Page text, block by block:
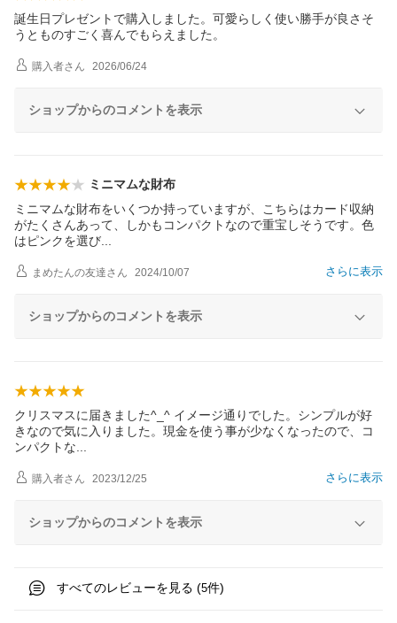
誕生日プレゼントで購入しました。可愛らしく使い勝手が良さそ
うとものすごく喜んでもらえました。
購入者さん 2026/06/24
ショップからのコメントを表示
ミニマムな財布
ミニマムな財布をいくつか持っていますが、こちらはカード収納
がたくさんあって、しかもコンパクトなので重宝しそうです。色
はピンクを選び
さらに表示
まめたんの友達さん 2024/10/07
ショップからのコメントを表示
クリスマスに届きました^_^ イメージ通りでした。シンプルが好
きなので気に入りました。現金を使う事が少なくなったので、コ
ンパクト な
さらに表示
購入者さん 2023/12/25
ショップからのコメントを表示
すべてのレビューを見る (5件)